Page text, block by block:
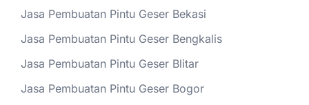
Jasa Pembuatan Pintu Geser Bekasi
Jasa Pembuatan Pintu Geser Bengkalis
Jasa Pembuatan Pintu Geser Blitar
Jasa Pembuatan Pintu Geser Bogor